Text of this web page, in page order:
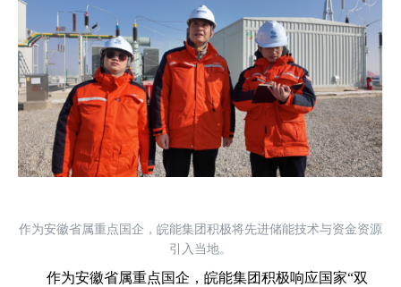
作为安徽省属重点国企，皖能集团积极将先进储能技术与资金资源
引入当地。
作为安徽省属重点国企，皖能集团积极响应国家“双